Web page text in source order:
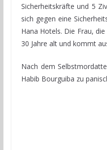
Sicherheitskräfte und 5
sich gegen eine
Hana Hotels. Die Frau,
30 Jahre alt und kommt
Nach dem
Habib Bourguiba zu